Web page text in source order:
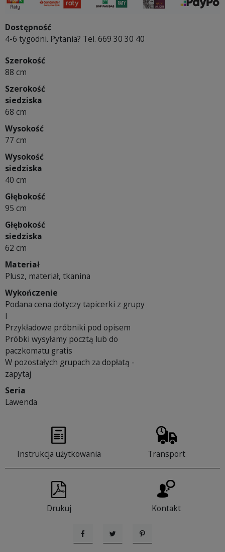
Dostępność
4-6 tygodni. Pytania? Tel. 669 30 30 40
Szerokość
88 cm
Szerokość
siedziska
68 cm
Wysokość
77 cm
Wysokość
siedziska
40 cm
Głębokość
95 cm
Głębokość
siedziska
62 cm
Materiał
Plusz, materiał, tkanina
Wykończenie
Podana cena dotyczy tapicerki z grupy
I
Przykładowe próbniki pod opisem
Próbki wysyłamy pocztą lub do
paczkomatu gratis
W pozostałych grupach za dopłatą -
zapytaj
Seria
Lawenda
Instrukcja użytkowania Transport
Drukuj Kontakt
UdostępnijTweetujPinterest